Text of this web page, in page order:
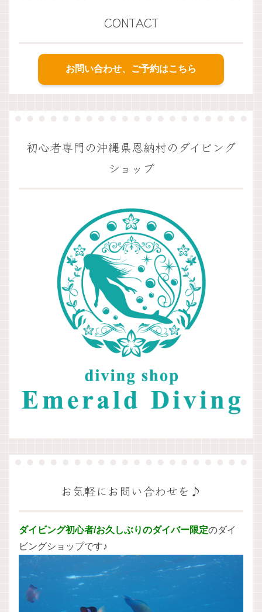
CONTACT
お問い合わせ、ご予約はこちら
初心者専門の沖縄県恩納村のダイビング
ショップ
お気軽にお問い合わせを♪
ダイビング初心者/お久しぶりのダイバー限定のダイ
ビングショップです♪